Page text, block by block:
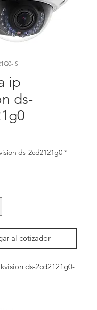
IS
ip
ds-
ds-2cd2121g0 *
al cotizador
ds-2cd2121g0-